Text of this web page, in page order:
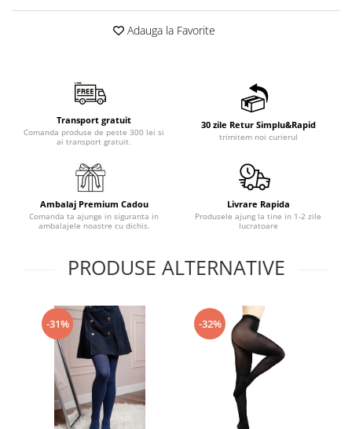
Adauga la Favorite
Transport gratuit
Comanda produse de peste 300 lei si
ai transport gratuit.
30 zile Retur Simplu&Rapid
trimitem noi curierul
Ambalaj Premium Cadou
Comanda ta ajunge in siguranta in
ambalajele noastre cu dichis.
Livrare Rapida
Produsele ajung la tine in 1-2 zile
lucratoare
PRODUSE ALTERNATIVE
-31% -32%